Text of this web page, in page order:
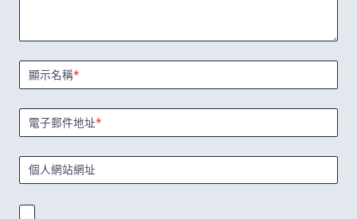
顯示名稱*
電子郵件地址*
個人網站網址